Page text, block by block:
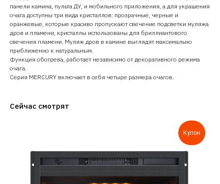
панели камина, пульта ДУ, и мобильного приложения, а для украшения
очага доступны три вида кристаллов: прозрачные, черные и
оранжевые, которые красиво пропускают свечение подсветки муляжа
дров и пламени, кристаллы использованы для бриллиантового
свечения пламени. Муляж дров в камине выглядят максимально
приближенно к натуральным.
Функция обогрева, работает независимо от декоративного режима
очага.
Серия MERCURY включает в себя четыре размера очагов.
Сейчас смотрят
Купон